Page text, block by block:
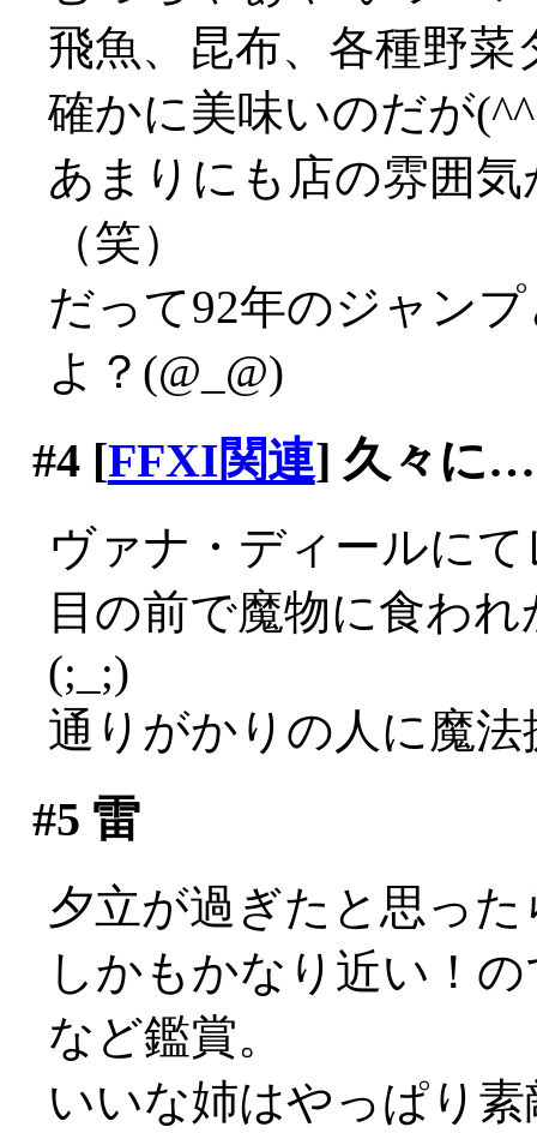
飛魚、昆布、各種野
確かに美味いのだが
あまりにも店の雰囲
（笑）
だって92年のジャン
よ？(@_@)
#4[FFXI関連] 久々に…
ヴァナ・ディールに
目の前で魔物に食わ
(;_;)
通りがかりの人に魔
#5 雷
夕立が過ぎたと思っ
しかもかなり近い！
など鑑賞。
いいな姉はやっぱり